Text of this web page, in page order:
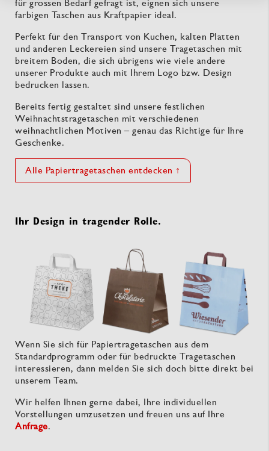
für grossen Bedarf gefragt ist, eignen sich unsere
farbigen Taschen aus Kraftpapier ideal.
Perfekt für den Transport von Kuchen, kalten Platten
und anderen Leckereien sind unsere Tragetaschen mit
breitem Boden, die sich übrigens wie viele andere
unserer Produkte auch mit Ihrem Logo bzw. Design
bedrucken lassen.
Bereits fertig gestaltet sind unsere festlichen
Weihnachtstragetaschen mit verschiedenen
weihnachtlichen Motiven – genau das Richtige für Ihre
Geschenke.
Alle Papiertragetaschen entdecken ↑
Ihr Design in tragender Rolle.
Wenn Sie sich für Papiertragetaschen aus dem
Standardprogramm oder für bedruckte Tragetaschen
interessieren, dann melden Sie sich doch bitte direkt bei
unserem Team.
Wir helfen Ihnen gerne dabei, Ihre individuellen
Vorstellungen umzusetzen und freuen uns auf Ihre
Anfrage.